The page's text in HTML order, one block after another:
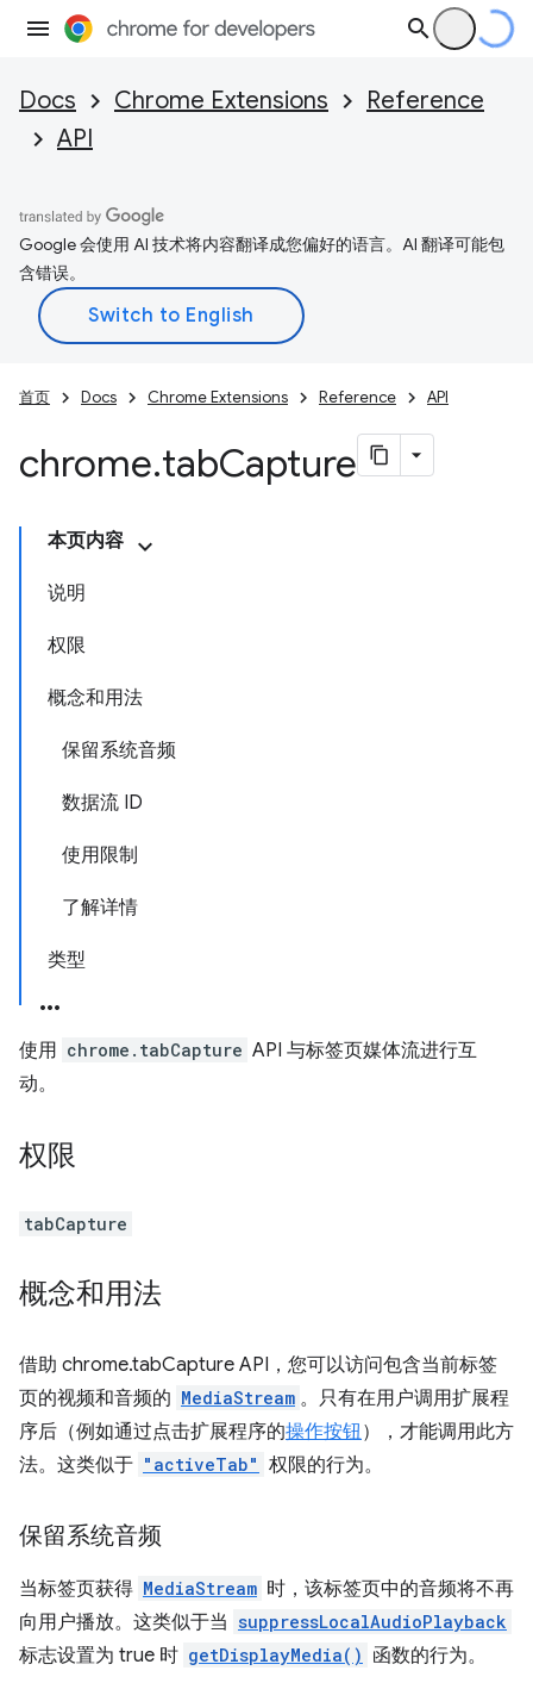
Docs Chrome Extensions
Reference
API
Google 会使用 AI 技术将内容翻译成您偏好的语言。AI 翻译可能包
含错误。
首页 Docs Chrome Extensions Reference API
chrome.tabCapture
本页内容
说明
权限
概念和用法
保留系统音频
数据流 ID
使用限制
了解详情
类型
使用 chrome.tabCapture API 与标签页媒体流进行互
动。
权限
tabCapture
概念和用法
借助 chrome.tabCapture API，您可以访问包含当前标签
页的视频和音频的 MediaStream 。只有在用户调用扩展程
序后（例如通过点击扩展程序的操作按钮），才能调用此方
法。这类似于 "activeTab" 权限的行为。
保留系统音频
当标签页获得 MediaStream 时，该标签页中的音频将不再
向用户播放。这类似于当 suppressLocalAudioPlayback
标志设置为 true 时 getDisplayMedia() 函数的行为。